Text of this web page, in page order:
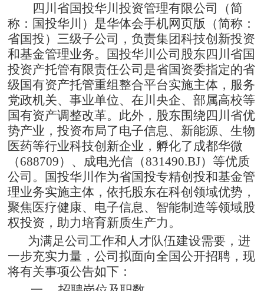
四川省国投华川投资管理有限公司
（简
称 ：国投华川 ） 是华体会手机网页版（简称：
省国投）三级子公司 ，负责集团科技创新投资
和基金管理业务。
国投华川公司 股东四川省国
投资产托管有限责任公司是省国资委指定的省
级国有资产托管重组整合平台实施主体，服务
党政机关、事业单位、在川央企、部属高校等
国有资产调整改革。此外，股东围绕四川省优
势产业，投资布局了电子信息、新能源、生物
医药等行业科技创新企业 ， 孵化了成都华微
（688709） 、成电光信 （831490.BJ）等优质
公司 。
国投华川作为省国投专精创投和基金管
理业务实施主体，依托股东在科创领域优势，
聚焦医疗健康、电子信息、智能制造等领域股
权投资，助力培育新质生产力。
为满足公司工作和 人才队伍建设需要，进
一步充实力量，公司拟面向全国公开招聘 ，现
将有关事项公告如下：